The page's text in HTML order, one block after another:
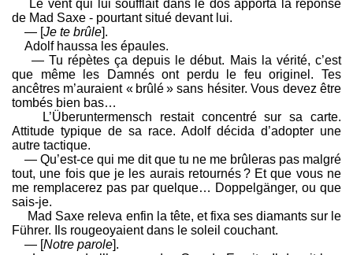
Le vent qui lui soufflait dans le dos apporta la réponse
de Mad Saxe - pourtant situé devant lui.
— [Je te brûle].
Adolf haussa les épaules.
— Tu répètes ça depuis le début. Mais la vérité, c’est
que même les Damnés ont perdu le feu originel. Tes
ancêtres m’auraient « brûlé » sans hésiter. Vous devez être
tombés bien bas…
L’Überuntermensch restait concentré sur sa carte.
Attitude typique de sa race. Adolf décida d’adopter une
autre tactique.
— Qu’est-ce qui me dit que tu ne me brûleras pas malgré
tout, une fois que je les aurais retournés ? Et que vous ne
me remplacerez pas par quelque… Doppelgänger, ou que
sais-je.
Mad Saxe releva enfin la tête, et fixa ses diamants sur le
Führer. Ils rougeoyaient dans le soleil couchant.
— [Notre parole].